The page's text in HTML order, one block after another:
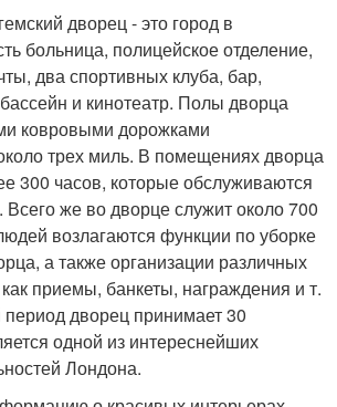
дворец - это город в
больница, полицейское отделение,
два спортивных клуба, бар,
и кинотеатр. Полы дворца
ковровыми дорожками
трех миль. В помещениях дворца
300 часов, которые обслуживаются
же во дворце служит около 700
возлагаются функции по уборке
а также организации различных
приемы, банкеты, награждения и т.
период дворец принимает 30
одной из интереснейших
Лондона.